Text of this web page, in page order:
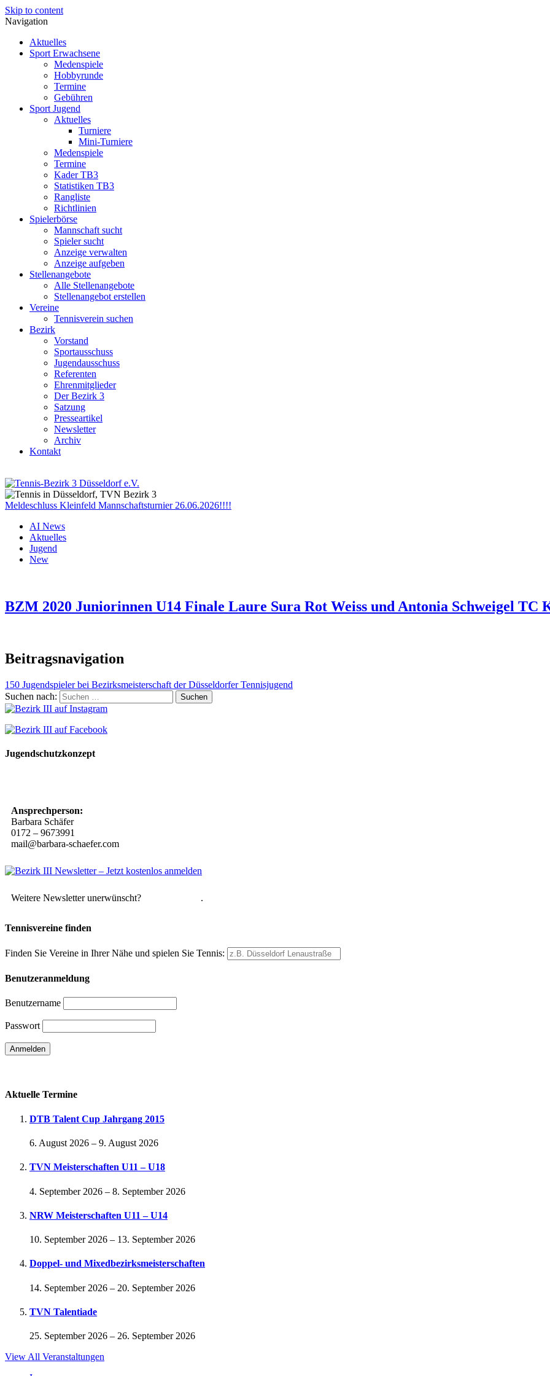
Skip to content
Navigation
Aktuelles
Sport Erwachsene
Medenspiele
Hobbyrunde
Termine
Gebühren
Sport Jugend
Aktuelles
Turniere
Mini-Turniere
Medenspiele
Termine
Kader TB3
Statistiken TB3
Rangliste
Richtlinien
Spielerbörse
Mannschaft sucht
Spieler sucht
Anzeige verwalten
Anzeige aufgeben
Stellenangebote
Alle Stellenangebote
Stellenangebot erstellen
Vereine
Tennisverein suchen
Bezirk
Vorstand
Sportausschuss
Jugendausschuss
Referenten
Ehrenmitglieder
Der Bezirk 3
Satzung
Presseartikel
Newsletter
Archiv
Kontakt
Meldeschluss Kleinfeld Mannschaftsturnier 26.06.2026!!!!
AI News
Aktuelles
Jugend
New
BZM 2020 Juniorinnen U14 Finale Laure Sura Rot Weiss und Antonia Schweigel TC
Beitragsnavigation
150 Jugendspieler bei Bezirksmeisterschaft der Düsseldorfer Tennisjugend
Suchen nach:
Jugendschutzkonzept
Ansprechperson:
Barbara Schäfer
0172 – 9673991
mail@barbara-schaefer.com
Weitere Newsletter unerwünscht? .
Tennisvereine finden
Finden Sie Vereine in Ihrer Nähe und spielen Sie Tennis:
Benutzeranmeldung
Benutzername
Passwort
Aktuelle Termine
DTB Talent Cup Jahrgang 2015
6. August 2026 – 9. August 2026
TVN Meisterschaften U11 – U18
4. September 2026 – 8. September 2026
NRW Meisterschaften U11 – U14
10. September 2026 – 13. September 2026
Doppel- und Mixedbezirksmeisterschaften
14. September 2026 – 20. September 2026
TVN Talentiade
25. September 2026 – 26. September 2026
View All Veranstaltungen